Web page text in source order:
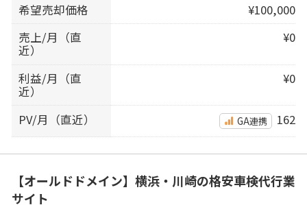
希望売却価格
¥100,000
売上/月（直
近）
¥0
利益/月（直
近）
¥0
PV/月（直近） GA連携 162
【オールドドメイン】横浜・川崎の格安車検代行業
サイト